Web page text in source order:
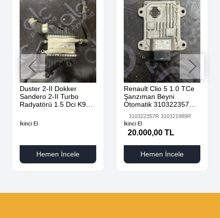
Duster 2-II Dokker
Sandero 2-II Turbo
Radyatörü 1.5 Dci K9K
144967867R-
İkinci El
Hemen İncele
Renault Clio 5 1.0 TCe
Şanzıman Beyni
Otomatik 310322357R
310321989R
310322357R 310321989R
İkinci El
20.000,00 TL
Hemen İncele